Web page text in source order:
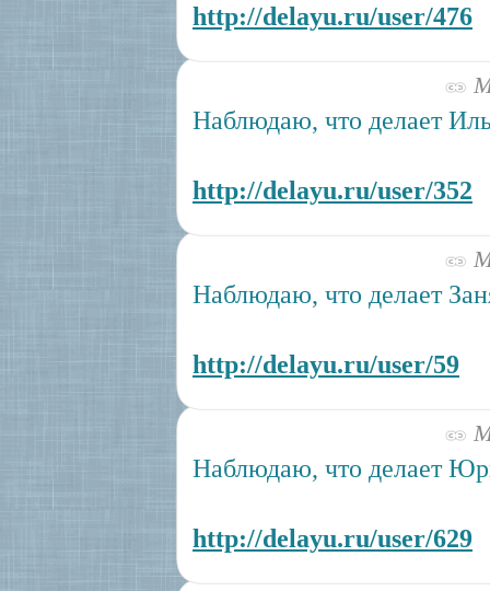
http://delayu.ru/user/476
Наблюдаю, что делает
http://delayu.ru/user/352
Наблюдаю, что делает
http://delayu.ru/user/59
Наблюдаю, что делает
http://delayu.ru/user/629